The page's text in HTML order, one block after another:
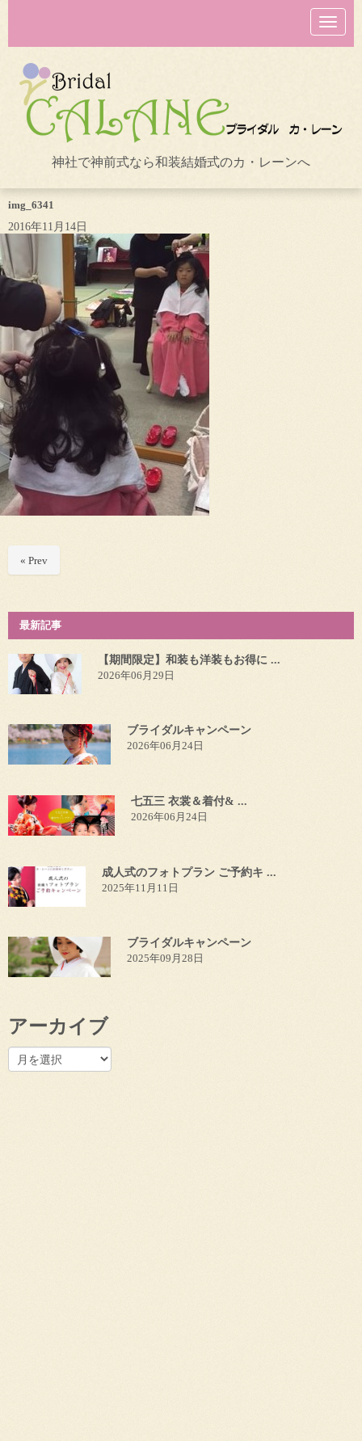
N
a
v
o
n
神社で神前式なら和装結婚式のカ・レーンへ
img_6341
2016年11月14日
« Prev
最新記事
【期間限定】和装も洋装もお得に ...
2026年06月29日
ブライダルキャンペーン
2026年06月24日
七五三 衣裳＆着付& ...
2026年06月24日
成人式のフォトプラン ご予約キ ...
2025年11月11日
ブライダルキャンペーン
2025年09月28日
アーカイブ